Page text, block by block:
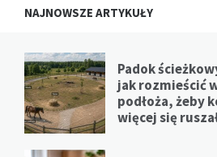
NAJNOWSZE ARTYKUŁY
Padok
jak rozmieścić
podłoża, żeby
więcej się